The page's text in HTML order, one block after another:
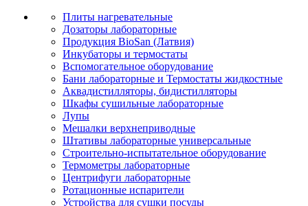
Плиты нагревательные
Дозаторы лабораторные
Продукция BioSan (Латвия)
Инкубаторы и термостаты
Вспомогательное оборудование
Бани лабораторные и Термостаты жидкостные
Аквадистилляторы, бидистилляторы
Шкафы сушильные лабораторные
Лупы
Мешалки верхнеприводные
Штативы лабораторные универсальные
Строительно-испытательное оборудование
Термометры лабораторные
Центрифуги лабораторные
Ротационные испарители
Устройства для сушки посуды